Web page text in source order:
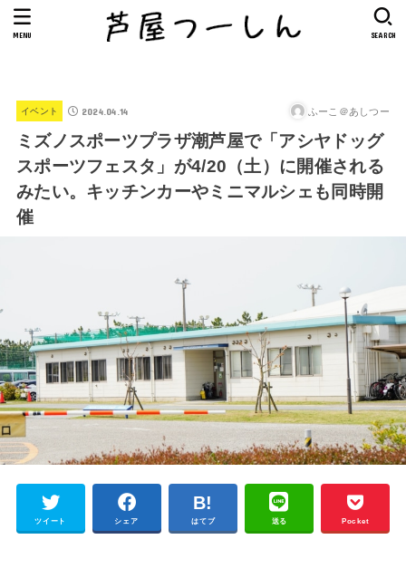
SEARCH
MENU
イベント 2024.04.14 ふーこ＠あしつー
ミズノスポーツプラザ潮芦屋で「アシヤドッグ
スポーツフェスタ」が4/20（土）に開催される
みたい。キッチンカーやミニマルシェも同時開
催
ツイート シェア はてブ 送る Pocket